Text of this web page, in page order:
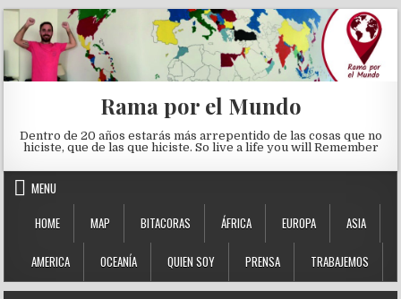
Skip to content
Rama por el Mundo
Dentro de 20 años estarás más arrepentido de las cosas que no
hiciste, que de las que hiciste. So live a life you will Remember
MENU
HOME
MAP BITACORAS ÁFRICA EUROPA ASIA
AMERICA OCEANÍA QUIEN SOY PRENSA TRABAJEMOS